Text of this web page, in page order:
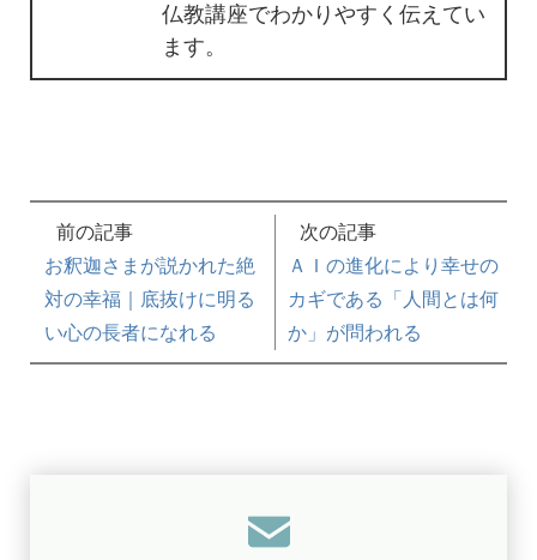
仏教講座でわかりやすく伝えてい
ます。
前の記事
お釈迦さまが説かれた絶
対の幸福｜底抜けに明る
い心の長者になれる
次の記事
ＡＩの進化により幸せの
カギである「人間とは何
か」が問われる